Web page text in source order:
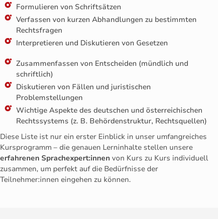
Formulieren von Schriftsätzen
Verfassen von kurzen Abhandlungen zu bestimmten
Rechtsfragen
Interpretieren und Diskutieren von Gesetzen
Zusammenfassen von Entscheiden (mündlich und
schriftlich)
Diskutieren von Fällen und juristischen
Problemstellungen
Wichtige Aspekte des deutschen und österreichischen
Rechtssystems (z. B. Behördenstruktur, Rechtsquellen)
Diese Liste ist nur ein erster Einblick in unser umfangreiches
Kursprogramm – die genauen Lerninhalte stellen unsere
erfahrenen Sprachexpert:innen von Kurs zu Kurs individuell
zusammen, um perfekt auf die Bedürfnisse der
Teilnehmer:innen eingehen zu können.